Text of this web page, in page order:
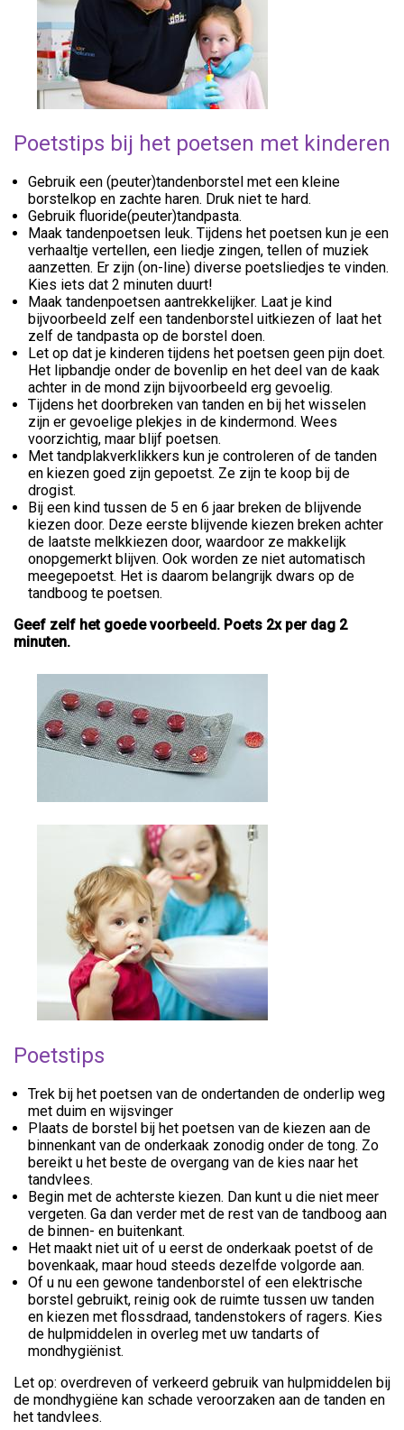
Poetstips bij het poetsen met kinderen
Gebruik een (peuter)tandenborstel met een kleine
borstelkop en zachte haren. Druk niet te hard.
Gebruik fluoride(peuter)tandpasta.
Maak tandenpoetsen leuk. Tijdens het poetsen kun je een
verhaaltje vertellen, een liedje zingen, tellen of muziek
aanzetten. Er zijn (on-line) diverse poetsliedjes te vinden.
Kies iets dat 2 minuten duurt!
Maak tandenpoetsen aantrekkelijker. Laat je kind
bijvoorbeeld zelf een tandenborstel uitkiezen of laat het
zelf de tandpasta op de borstel doen.
Let op dat je kinderen tijdens het poetsen geen pijn doet.
Het lipbandje onder de bovenlip en het deel van de kaak
achter in de mond zijn bijvoorbeeld erg gevoelig.
Tijdens het doorbreken van tanden en bij het wisselen
zijn er gevoelige plekjes in de kindermond. Wees
voorzichtig, maar blijf poetsen.
Met tandplakverklikkers kun je controleren of de tanden
en kiezen goed zijn gepoetst. Ze zijn te koop bij de
drogist.
Bij een kind tussen de 5 en 6 jaar breken de blijvende
kiezen door. Deze eerste blijvende kiezen breken achter
de laatste melkkiezen door, waardoor ze makkelijk
onopgemerkt blijven. Ook worden ze niet automatisch
meegepoetst. Het is daarom belangrijk dwars op de
tandboog te poetsen.
Geef zelf het goede voorbeeld. Poets 2x per dag 2
minuten.
Poetstips
Trek bij het poetsen van de ondertanden de onderlip weg
met duim en wijsvinger
Plaats de borstel bij het poetsen van de kiezen aan de
binnenkant van de onderkaak zonodig onder de tong. Zo
bereikt u het beste de overgang van de kies naar het
tandvlees.
Begin met de achterste kiezen. Dan kunt u die niet meer
vergeten. Ga dan verder met de rest van de tandboog aan
de binnen- en buitenkant.
Het maakt niet uit of u eerst de onderkaak poetst of de
bovenkaak, maar houd steeds dezelfde volgorde aan.
Of u nu een gewone tandenborstel of een elektrische
borstel gebruikt, reinig ook de ruimte tussen uw tanden
en kiezen met flossdraad, tandenstokers of ragers. Kies
de hulpmiddelen in overleg met uw tandarts of
mondhygiënist.
Let op: overdreven of verkeerd gebruik van hulpmiddelen bij
de mondhygiëne kan schade veroorzaken aan de tanden en
het tandvlees.